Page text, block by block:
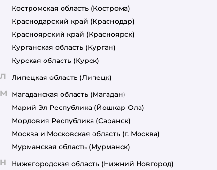
Костромская область (Кострома)
Краснодарский край (Краснодар)
Красноярский край (Красноярск)
Курганская область (Курган)
Курская область (Курск)
Л Липецкая область (Липецк)
М Магаданская область (Магадан)
Марий Эл Республика (Йошкар-Ола)
Мордовия Республика (Саранск)
Москва и Московская область (г. Москва)
Мурманская область (Мурманск)
Н Нижегородская область (Нижний Новгород)